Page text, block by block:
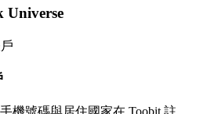
Universe